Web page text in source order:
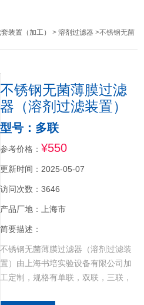
装置（加工） >溶剂过滤器 >不锈钢无菌
不锈钢无菌薄膜过滤
器（溶剂过滤装置）
型号：多联
参考价格： ¥550
更新时间：2025-05-07
访问次数：3646
产品厂地：上海市
简要描述：
不锈钢无菌薄膜过滤器（溶剂过滤装
置）由上海书培实验设备有限公司加
工定制，规格有单联，双联，三联，